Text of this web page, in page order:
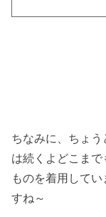
ちなみに、ちょ
は続くよどこま
ものを着用して
すね～